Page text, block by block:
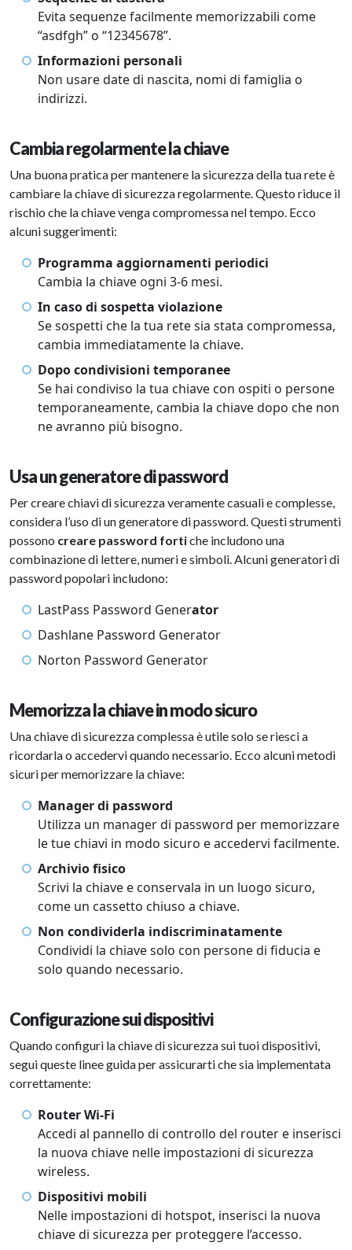
Evita sequenze facilmente memorizzabili come
“asdfgh” o “12345678”.
Informazioni personali
Non usare date di nascita, nomi di famiglia o
indirizzi.
Cambia regolarmente la chiave
Una buona pratica per mantenere la sicurezza della tua rete è
cambiare la chiave di sicurezza regolarmente. Questo riduce il
rischio che la chiave venga compromessa nel tempo. Ecco
alcuni suggerimenti:
Programma aggiornamenti periodici
Cambia la chiave ogni 3-6 mesi.
In caso di sospetta violazione
Se sospetti che la tua rete sia stata compromessa,
cambia immediatamente la chiave.
Dopo condivisioni temporanee
Se hai condiviso la tua chiave con ospiti o persone
temporaneamente, cambia la chiave dopo che non
ne avranno più bisogno.
Usa un generatore di password
Per creare chiavi di sicurezza veramente casuali e complesse,
considera l’uso di un generatore di password. Questi strumenti
possono creare password fortiche includono una
combinazione di lettere, numeri e simboli. Alcuni generatori di
password popolari includono:
LastPass Password Generator
Dashlane Password Generator
Norton Password Generator
Memorizza la chiave in modo sicuro
Una chiave di sicurezza complessa è utile solo se riesci a
ricordarla o accedervi quando necessario. Ecco alcuni metodi
sicuri per memorizzare la chiave:
Manager di password
Utilizza un manager di password per memorizzare
le tue chiavi in modo sicuro e accedervi facilmente.
Archivio fisico
Scrivi la chiave e conservala in un luogo sicuro,
come un cassetto chiuso a chiave.
Non condividerla indiscriminatamente
Condividi la chiave solo con persone di fiducia e
solo quando necessario.
Configurazione sui dispositivi
Quando configuri la chiave di sicurezza sui tuoi dispositivi,
segui queste linee guida per assicurarti che sia implementata
correttamente:
Router Wi-Fi
Accedi al pannello di controllo del router e inserisci
la nuova chiave nelle impostazioni di sicurezza
wireless.
Dispositivi mobili
Nelle impostazioni di hotspot, inserisci la nuova
chiave di sicurezza per proteggere l’accesso.